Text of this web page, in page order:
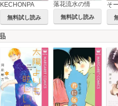
KECHONPA
無料試し読み
落花流水の情
無料試し読み